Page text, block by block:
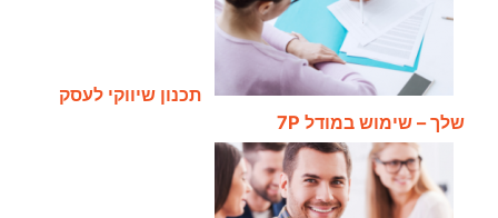
תכנון שיווקי לעסק
שלך – שימוש במודל 7P